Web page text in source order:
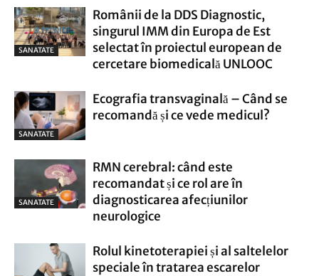
SANATATE
Românii de la DDS Diagnostic,
singurul IMM din Europa de Est
selectat în proiectul european de
cercetare biomedicală UNLOOC
SANATATE
Ecografia transvaginală – Când se
recomandă și ce vede medicul?
SANATATE
RMN cerebral: când este
recomandat și ce rol are în
diagnosticarea afecțiunilor
neurologice
Rolul kinetoterapiei și al saltelelor
speciale în tratarea escarelor